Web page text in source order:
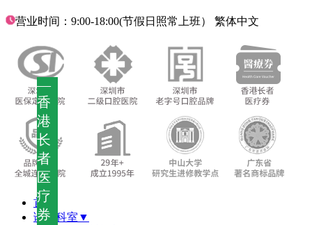
—
香
港
长
者
医
疗
券
营业时间：9:00-18:00(节假日照常上班） 繁体中文
首页
诊疗科室▼